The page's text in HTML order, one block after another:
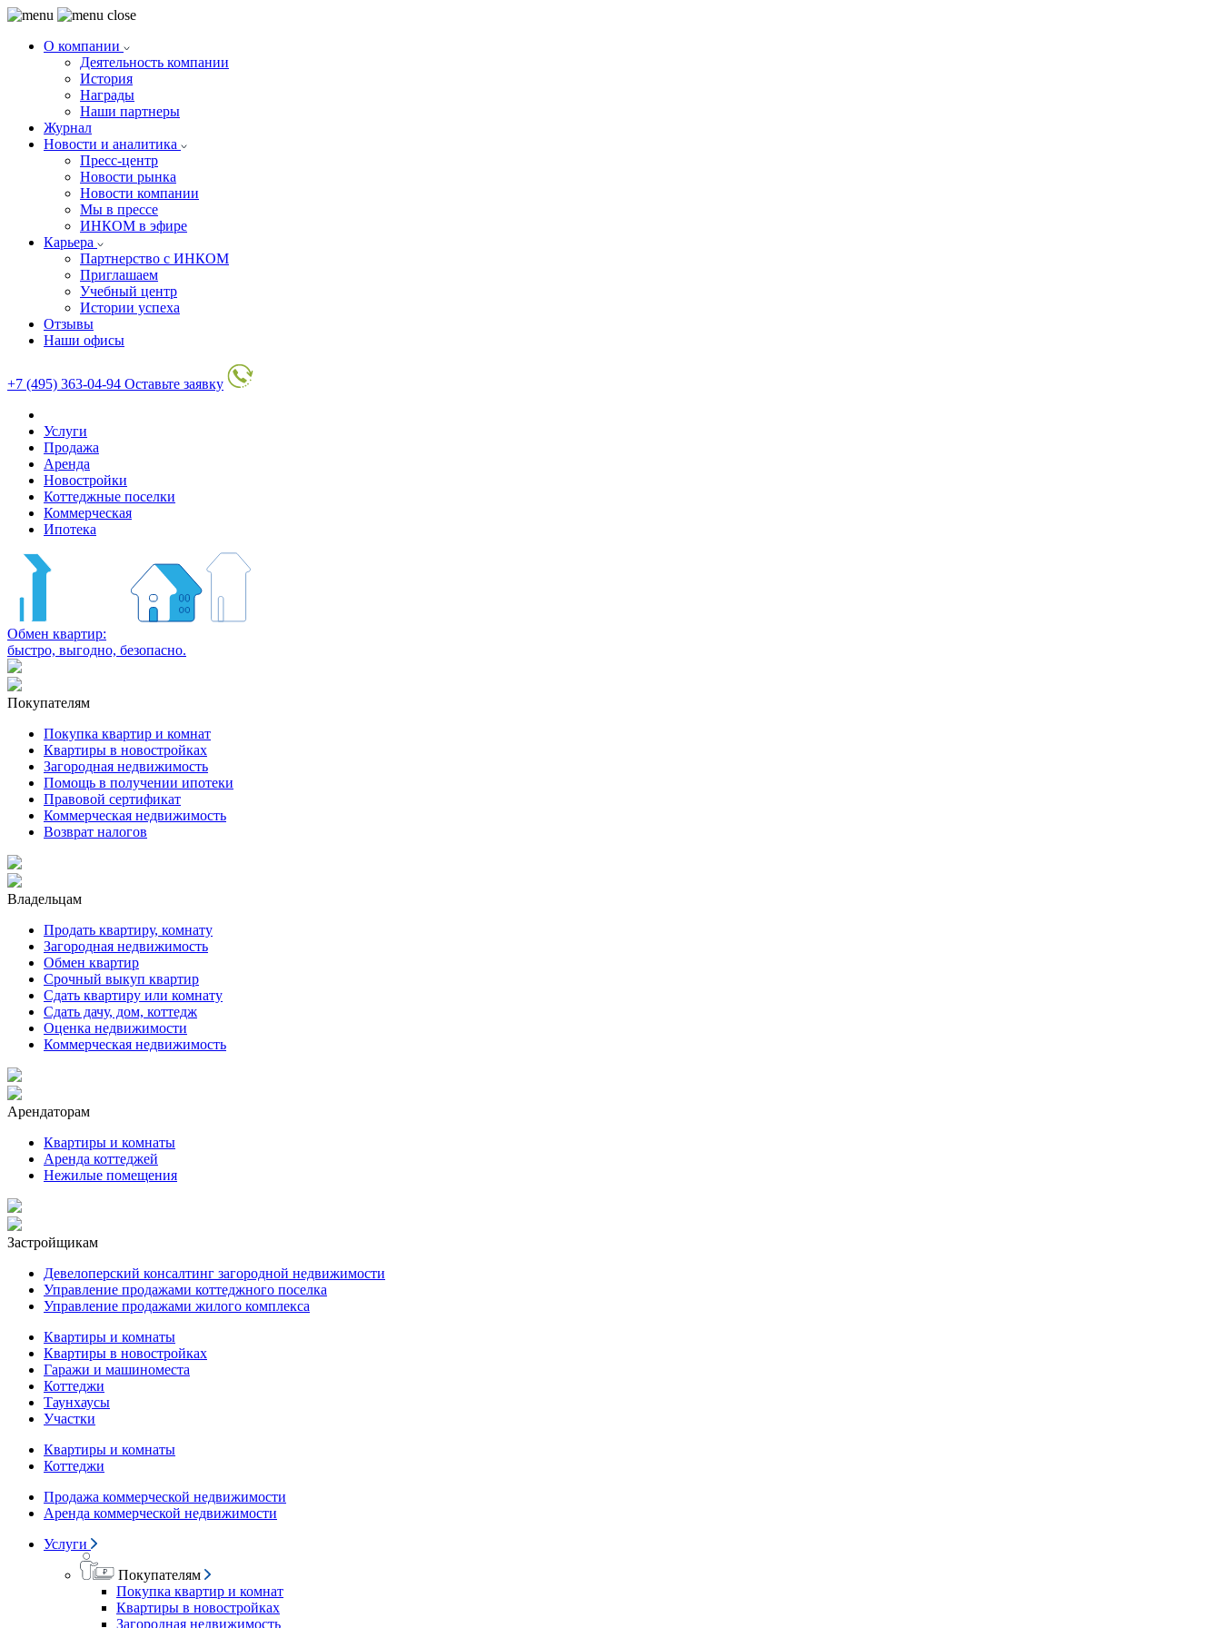
О компании
Деятельность компании
История
Награды
Наши партнеры
Журнал
Новости и аналитика
Пресс-центр
Новости рынка
Новости компании
Мы в прессе
ИНКОМ в эфире
Карьера
Партнерство с ИНКОМ
Приглашаем
Учебный центр
Истории успеха
Отзывы
Наши офисы
+7 (495) 363-04-94 Оставьте заявку
Услуги
Продажа
Аренда
Новостройки
Коттеджные поселки
Коммерческая
Ипотека
Обмен квартир:
быстро, выгодно, безопасно.
Покупателям
Покупка квартир и комнат
Квартиры в новостройках
Загородная недвижимость
Помощь в получении ипотеки
Правовой сертификат
Коммерческая недвижимость
Возврат налогов
Владельцам
Продать квартиру, комнату
Загородная недвижимость
Обмен квартир
Срочный выкуп квартир
Сдать квартиру или комнату
Сдать дачу, дом, коттедж
Оценка недвижимости
Коммерческая недвижимость
Арендаторам
Квартиры и комнаты
Аренда коттеджей
Нежилые помещения
Застройщикам
Девелоперский консалтинг загородной недвижимости
Управление продажами коттеджного поселка
Управление продажами жилого комплекса
Квартиры и комнаты
Квартиры в новостройках
Гаражи и машиноместа
Коттеджи
Таунхаусы
Участки
Квартиры и комнаты
Коттеджи
Продажа коммерческой недвижимости
Аренда коммерческой недвижимости
Услуги
Покупателям
Покупка квартир и комнат
Квартиры в новостройках
Загородная недвижимость